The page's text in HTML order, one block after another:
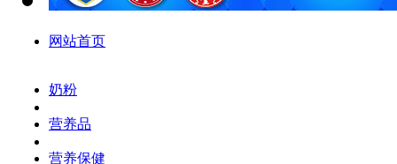
网站首页
奶粉
营养品
营养保健